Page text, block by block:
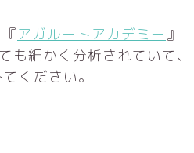
アガルートアカデミー 』
も細かく分析されていて、
ください。